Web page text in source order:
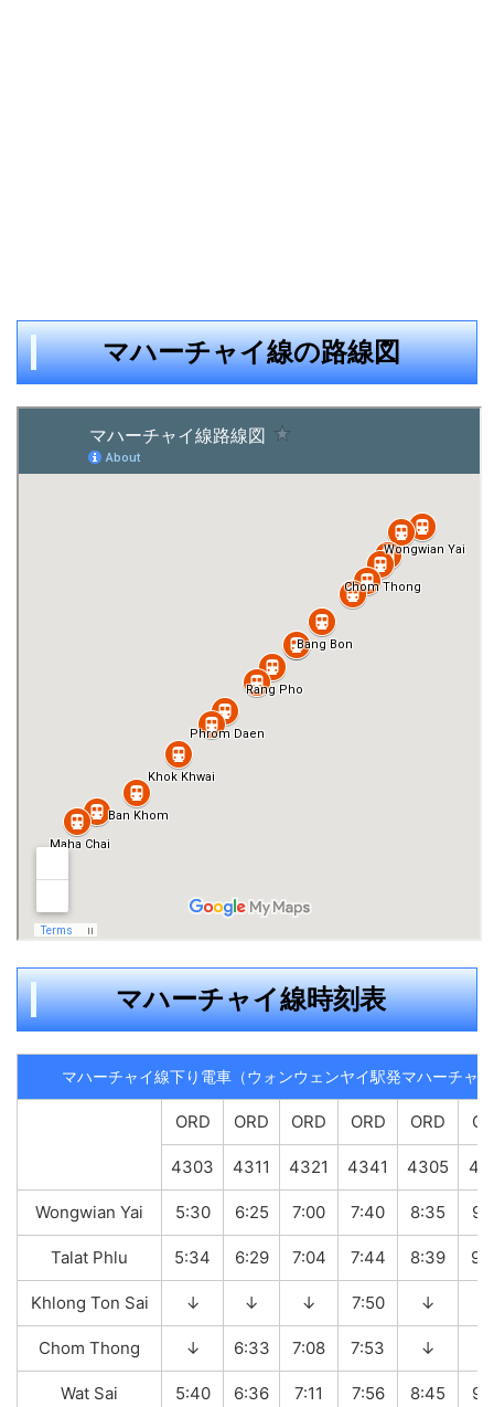
マハーチャイ線の路線図
マハーチャイ線時刻表
マハーチャイ線下り電車（ウォンウェンヤイ駅発マハーチャ
ORD ORD ORD ORD ORD
4303 4311 4321 4341 4305
Wongwian Yai 5:30 6:25 7:00 7:40 8:35
Talat Phlu 5:34 6:29 7:04 7:44 8:39
Khlong Ton Sai ↓ ↓ ↓ 7:50 ↓
Chom Thong ↓ 6:33 7:08 7:53 ↓
Wat Sai 5:40 6:36 7:11 7:56 8:45